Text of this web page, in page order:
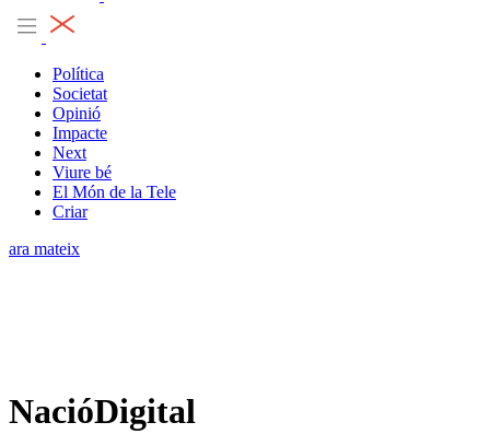
Política
Societat
Opinió
Impacte
Next
Viure bé
El Món de la Tele
Criar
ara mateix
NacióDigital